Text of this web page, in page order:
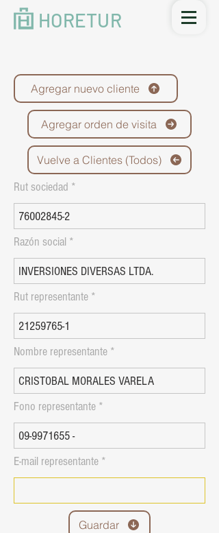
HORETUR
Agregar nuevo cliente
Agregar orden de visita
Vuelve a Clientes (Todos)
Rut sociedad
Razón social
Rut representante
Nombre representante
Fono representante
E-mail representante
Guardar